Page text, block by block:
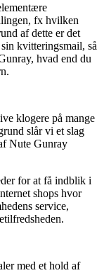
fx hvilken
af dette er det
kvitteringsmail, så
hvad end du
klogere på mange
slår vi et slag
Nute Gunray
for at få indblik i
shops hvor
service,
med et hold af